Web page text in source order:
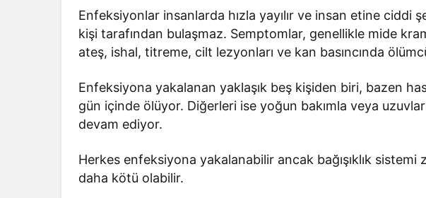
Enfeksiyonlar insanlarda hızla yayılır ve insan etine ciddi
kişi tarafından bulaşmaz. Semptomlar, genellikle mide
ateş, ishal, titreme, cilt lezyonları ve kan basıncında
Enfeksiyona yakalanan yaklaşık beş kişiden biri, bazen
gün içinde ölüyor. Diğerleri ise yoğun bakımla veya
devam ediyor.
Herkes enfeksiyona yakalanabilir ancak bağışıklık sistemi
daha kötü olabilir.